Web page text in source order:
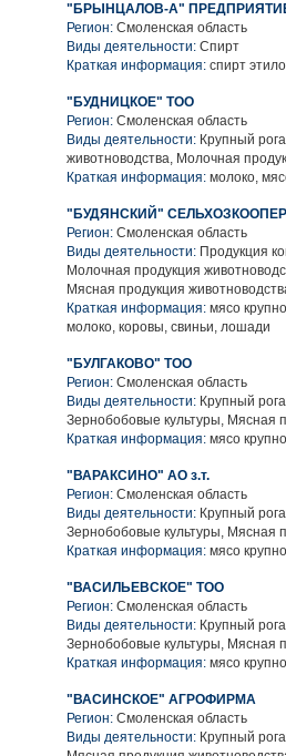
"БРЫНЦАЛОВ-А"
Регион: Смоленская область
Виды деятельности: Спирт
Краткая информация: спирт
"БУДНИЦКОЕ" ТОО
Регион: Смоленская область
Виды деятельности: Крупный
животноводства, Молочная
Краткая информация: молоко,
"БУДЯHСКИЙ"
Регион: Смоленская область
Виды деятельности: Продукция
Молочная продукция
Мясная продукция
Краткая информация: мясо
молоко, коровы, свиньи, лошади
"БУЛГАКОВО" ТОО
Регион: Смоленская область
Виды деятельности: Крупный
Зернобобовые культуры, Мясная
Краткая информация: мясо
"ВАРАКСИНО" АО з.т.
Регион: Смоленская область
Виды деятельности: Крупный
Зернобобовые культуры, Мясная
Краткая информация: мясо
"ВАСИЛЬЕВСКОЕ" ТОО
Регион: Смоленская область
Виды деятельности: Крупный
Зернобобовые культуры, Мясная
Краткая информация: мясо
"ВАСИНСКОЕ" АГРОФИРМА
Регион: Смоленская область
Виды деятельности: Крупный